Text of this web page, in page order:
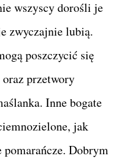
wszyscy dorośli je
zwyczajnie lubią.
poszczycić się
oraz przetwory
Inne bogate
jak
pomarańcze. Dobrym